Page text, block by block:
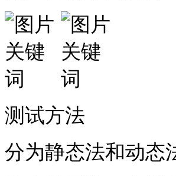
测试方法
分为静态法和动态